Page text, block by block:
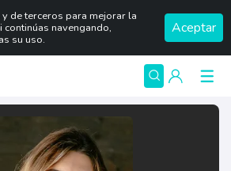
de terceros para mejorar la
continúas navengando,
su uso.
Aceptar